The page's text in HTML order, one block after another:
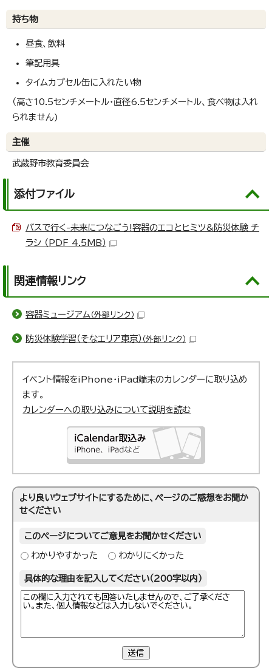
持ち物
昼食、飲料
筆記用具
タイムカプセル缶に入れたい物
（高さ10.5センチメートル・直径6.5センチメートル、食べ物は入れ
られません)
主催
武蔵野市教育委員会
添付ファイル
バスで行く-未来につなごう!容器のエコとヒミツ&防災体験 チ
ラシ （PDF 4.5MB）
関連情報リンク
容器ミュージアム （外部リンク）
防災体験学習（そなエリア東京） （外部リンク）
イベント情報をiPhone・iPad端末のカレンダーに取り込め
ます。
カレンダーへの取り込みについて説明を読む
より良いウェブサイトにするために、ページのご感想をお聞か
せください
このページについてご意見をお聞かせください
わかりやすかった わかりにくかった
具体的な理由を記入してください（200字以内）
送信